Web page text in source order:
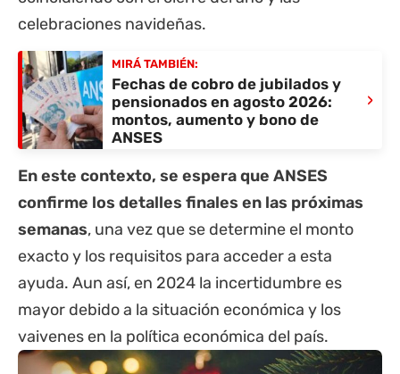
celebraciones navideñas.
MIRÁ TAMBIÉN:
Fechas de cobro de jubilados y
pensionados en agosto 2026:
montos, aumento y bono de
ANSES
›
En este contexto, se espera que ANSES
confirme los detalles finales en las próximas
semanas, una vez que se determine el monto
exacto y los requisitos para acceder a esta
ayuda. Aun así, en 2024 la incertidumbre es
mayor debido a la situación económica y los
vaivenes en la política económica del país.